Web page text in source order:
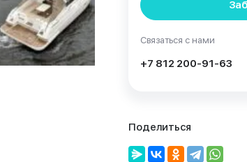
Связаться с нами
+7 812 200-91-63
Поделиться